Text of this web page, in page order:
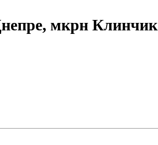
мкрн Клинчик